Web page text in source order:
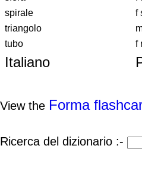
spirale
f
triangolo
tubo
f
Italiano
View the Forma
Ricerca del dizionario :-